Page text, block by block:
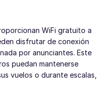
WiFi gratuito a
disfrutar de conexión
por anunciantes. Este
puedan mantenerse
vuelos o durante escalas,